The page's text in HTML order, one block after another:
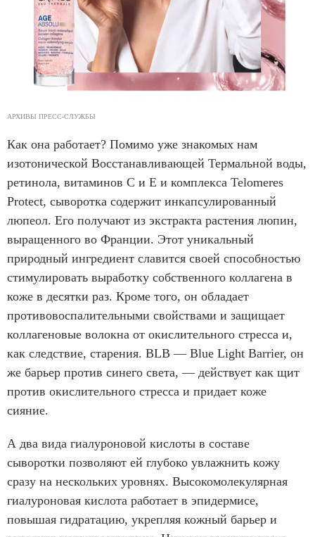
АРХИВЫ ПРЕСС-СЛУЖБЫ
Как она работает? Помимо уже знакомых нам
изотонической Восстанавливающей Термальной воды,
ретинола, витаминов С и Е и комплекса Telomeres
Protect, сыворотка содержит инкапсулированный
люпеол. Его получают из экстракта растения люпин,
выращенного во Франции. Этот уникальный
природный ингредиент славится своей способностью
стимулировать выработку собственного коллагена в
коже в десятки раз. Кроме того, он обладает
противовоспалительными свойствами и защищает
коллагеновые волокна от окислительного стресса и,
как следствие, старения. BLB — Blue Light Barrier, он
же барьер против синего света, — действует как щит
против окислительного стресса и придает коже
сияние.
А два вида гиалуроновой кислоты в составе
сыворотки позволяют ей глубоко увлажнить кожу
сразу на нескольких уровнях. Высокомолекулярная
гиалуроновая кислота работает в эпидермисе,
повышая гидратацию, укрепляя кожный барьер и